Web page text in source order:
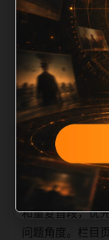
用户搜索路径补
有哪些可继续阅
致。每次新增内
canonical、主题
能被搜索引擎理
相关问题与
用户顺着栏目继
和重复首段，优
问题角度。栏目